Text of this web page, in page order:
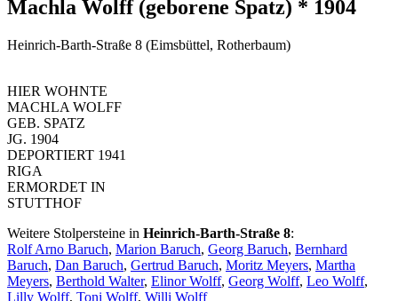
Machla Wolff (geborene Spatz) * 1904
Heinrich-Barth-Straße 8 (Eimsbüttel, Rotherbaum)
HIER WOHNTE
MACHLA WOLFF
GEB. SPATZ
JG. 1904
DEPORTIERT 1941
RIGA
ERMORDET IN
STUTTHOF
Weitere Stolpersteine in Heinrich-Barth-Straße 8:
Rolf Arno Baruch, Marion Baruch, Georg Baruch, Bernhard
Baruch, Dan Baruch, Gertrud Baruch, Moritz Meyers, Martha
Meyers, Berthold Walter, Elinor Wolff, Georg Wolff, Leo Wolff,
Lilly Wolff, Toni Wolff, Willi Wolff